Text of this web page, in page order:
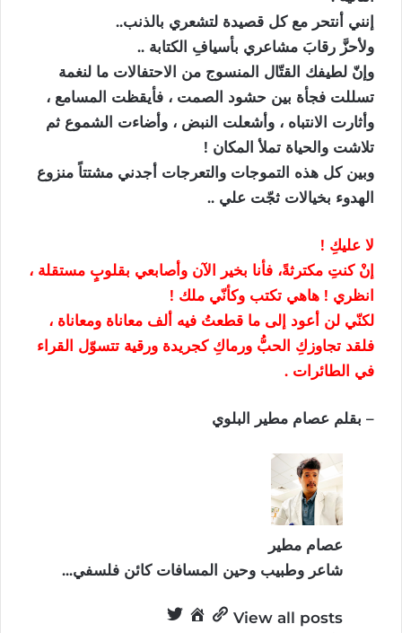
إنني أنتحر مع كل قصيدة لتشعري بالذنب..
ولأحزَّ رقابَ مشاعري بأسيافِ الكتابة ..
وإنّ لطيفك القتّال المنسوج من الاحتفالات ما لنغمة
تسللت فجأة بين حشود الصمت ، فأيقظت المسامع ،
وأثارت الانتباه ، وأشعلت النبض ، وأضاءت الشموع ثم
تلاشت والحياة تملأ المكان !
وبين كل هذه التموجات والتعرجات أجدني مشتتاً منزوع
الهدوء بخيالات ثجّت علي ..
لا عليكِ !
إنْ كنتِ مكترثةً، فأنا بخير الآن وأصابعي بقلوبٍ مستقلة ،
انظري ! هاهي تكتب وكأنّي ملك !
لكنّي لن أعود إلى ما قطعتُ فيه ألف معاناة ومعاناة ،
فلقد تجاوزكِ الحبُّ ورماكِ كجريدة ورقية تتسوّل القراء
في الطائرات .
– بقلم عصام مطير البلوي
عصام مطير
شاعر وطبيب وحين المسافات كائن فلسفي...
View all posts